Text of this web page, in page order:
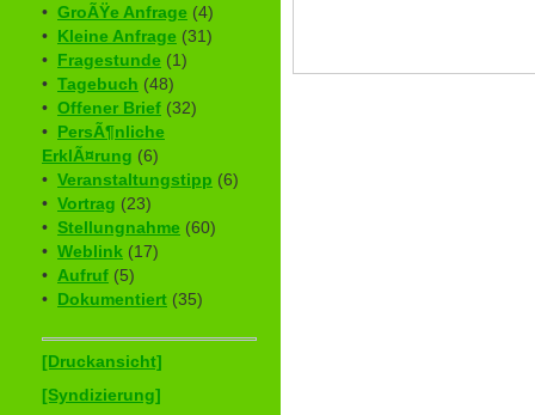
• GroÃŸe Anfrage (4)
• Kleine Anfrage (31)
• Fragestunde (1)
• Tagebuch (48)
• Offener Brief (32)
• PersÃ¶nliche
ErklÃ¤rung (6)
• Veranstaltungstipp (6)
• Vortrag (23)
• Stellungnahme (60)
• Weblink (17)
• Aufruf (5)
• Dokumentiert (35)
[Druckansicht]
[Syndizierung]